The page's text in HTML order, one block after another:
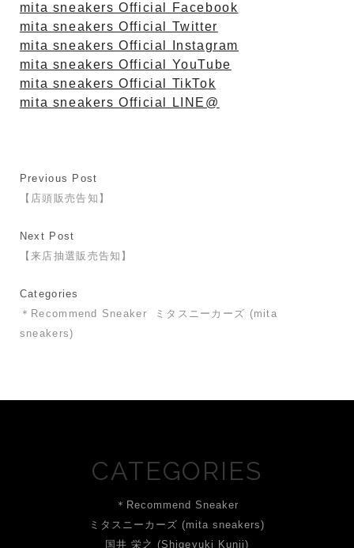
mita sneakers Official Facebook
mita sneakers Official Twitter
mita sneakers Official Instagram
mita sneakers Official YouTube
mita sneakers Official TikTok
mita sneakers Official LINE@
Previous Post
【店頭販売告知】
Next Post
【来店抽選販売告知】
Categories
＊Recommend Sneaker
ミタスニーカーズ (mita
sneakers)
CATEGORIES
＊Recommend Sneaker
ミタスニーカーズ (mita sneakers)
国井 栄之 (Shigeyuki Kunii)